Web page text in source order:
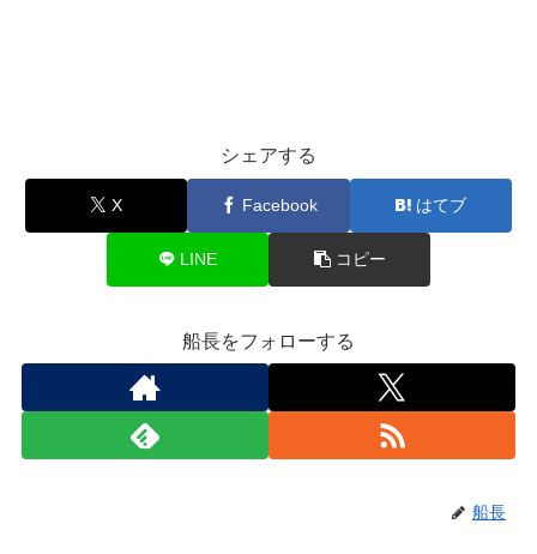
シェアする
X Facebook はてブ
LINE コピー
船長をフォローする
船長